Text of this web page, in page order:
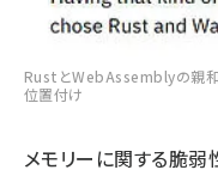
RustとWebAssemblyの親
位置付け
メモリーに関する脆弱